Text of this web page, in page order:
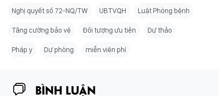
Nghị quyết số 72-NQ/TW UBTVQH Luật Phòng bệnh
Tăng cường bảo vệ Đối tượng ưu tiên Dự thảo
Pháp y Dự phòng miễn viện phí
BÌNH LUẬN